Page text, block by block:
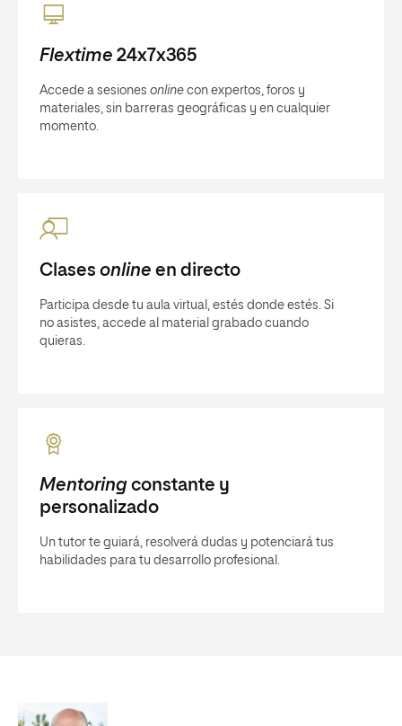
Flextime 24x7x365
Accede a sesiones online con expertos, foros y
materiales, sin barreras geográficas y en cualquier
momento.
Clases online en directo
Participa desde tu aula virtual, estés donde estés. Si
no asistes, accede al material grabado cuando
quieras.
Mentoringconstante y
personalizado
Un tutor te guiará, resolverá dudas y potenciará tus
habilidades para tu desarrollo profesional.